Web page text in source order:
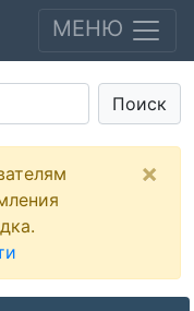
МЕНЮ
Поиск
×